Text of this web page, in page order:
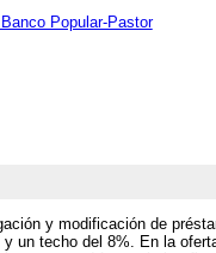
Popular-Pastor
y modificación de
un techo del 8%. En la